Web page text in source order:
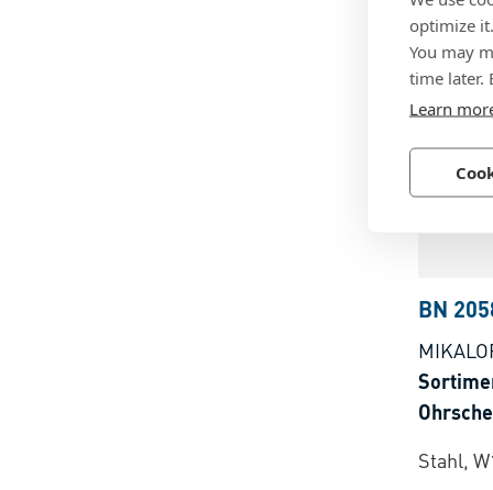
optimize
You may
time later.
Learn
INOX, W4
BN
Stahl,